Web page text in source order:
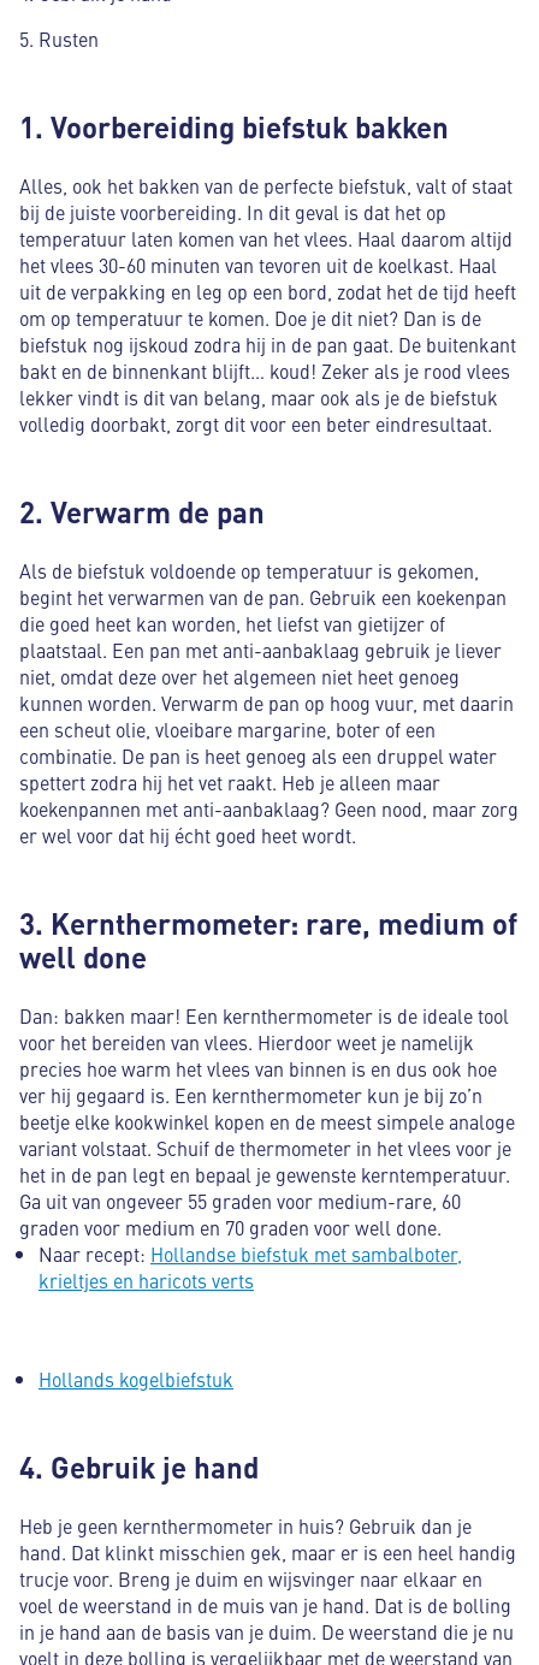
Rusten
1. Voorbereiding biefstuk bakken
Alles, ook het bakken van de perfecte biefstuk, valt of staat
bij de juiste voorbereiding. In dit geval is dat het op
temperatuur laten komen van het vlees. Haal daarom altijd
het vlees 30-60 minuten van tevoren uit de koelkast. Haal
uit de verpakking en leg op een bord, zodat het de tijd heeft
om op temperatuur te komen. Doe je dit niet? Dan is de
biefstuk nog ijskoud zodra hij in de pan gaat. De buitenkant
bakt en de binnenkant blijft… koud! Zeker als je rood vlees
lekker vindt is dit van belang, maar ook als je de biefstuk
volledig doorbakt, zorgt dit voor een beter eindresultaat.
2. Verwarm de pan
Als de biefstuk voldoende op temperatuur is gekomen,
begint het verwarmen van de pan. Gebruik een koekenpan
die goed heet kan worden, het liefst van gietijzer of
plaatstaal. Een pan met anti-aanbaklaag gebruik je liever
niet, omdat deze over het algemeen niet heet genoeg
kunnen worden. Verwarm de pan op hoog vuur, met daarin
een scheut olie, vloeibare margarine, boter of een
combinatie. De pan is heet genoeg als een druppel water
spettert zodra hij het vet raakt. Heb je alleen maar
koekenpannen met anti-aanbaklaag? Geen nood, maar zorg
er wel voor dat hij écht goed heet wordt.
3. Kernthermometer: rare, medium of
well done
Dan: bakken maar! Een kernthermometer is de ideale tool
voor het bereiden van vlees. Hierdoor weet je namelijk
precies hoe warm het vlees van binnen is en dus ook hoe
ver hij gegaard is. Een kernthermometer kun je bij zo’n
beetje elke kookwinkel kopen en de meest simpele analoge
variant volstaat. Schuif de thermometer in het vlees voor je
het in de pan legt en bepaal je gewenste kerntemperatuur.
Ga uit van ongeveer 55 graden voor medium-rare, 60
graden voor medium en 70 graden voor well done.
Naar recept: Hollandse biefstuk met sambalboter,
krieltjes en haricots verts
Hollands kogelbiefstuk
4. Gebruik je hand
Heb je geen kernthermometer in huis? Gebruik dan je
hand. Dat klinkt misschien gek, maar er is een heel handig
trucje voor. Breng je duim en wijsvinger naar elkaar en
voel de weerstand in de muis van je hand. Dat is de bolling
in je hand aan de basis van je duim. De weerstand die je nu
voelt in deze bolling is vergelijkbaar met de weerstand van